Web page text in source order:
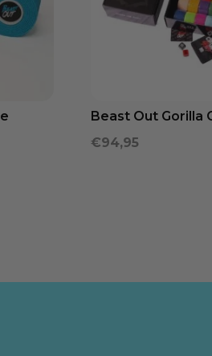
Beast Out Gorilla
€94,95